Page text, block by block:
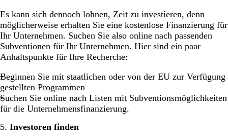
Es kann sich dennoch lohnen, Zeit zu investieren, denn
möglicherweise erhalten Sie eine kostenlose Finanzierung für
Ihr Unternehmen. Suchen Sie also online nach passenden
Subventionen für Ihr Unternehmen. Hier sind ein paar
Anhaltspunkte für Ihre Recherche:
Beginnen Sie mit staatlichen oder von der EU zur Verfügung
gestellten Programmen
Suchen Sie online nach Listen mit Subventionsmöglichkeiten
für die Unternehmensfinanzierung.
5. Investoren finden